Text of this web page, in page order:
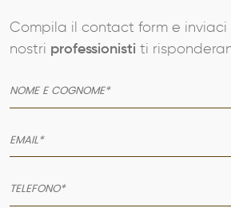
Compila il contact form e inviaci
nostri professionisti ti